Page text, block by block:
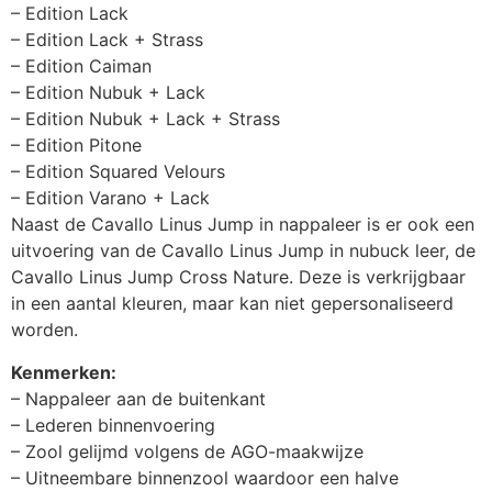
– Edition Lack
– Edition Lack + Strass
– Edition Caiman
– Edition Nubuk + Lack
– Edition Nubuk + Lack + Strass
– Edition Pitone
– Edition Squared Velours
– Edition Varano + Lack
Naast de Cavallo Linus Jump in nappaleer is er ook een
uitvoering van de Cavallo Linus Jump in nubuck leer, de
Cavallo Linus Jump Cross Nature. Deze is verkrijgbaar
in een aantal kleuren, maar kan niet gepersonaliseerd
worden.
Kenmerken:
– Nappaleer aan de buitenkant
– Lederen binnenvoering
– Zool gelijmd volgens de AGO-maakwijze
– Uitneembare binnenzool waardoor een halve